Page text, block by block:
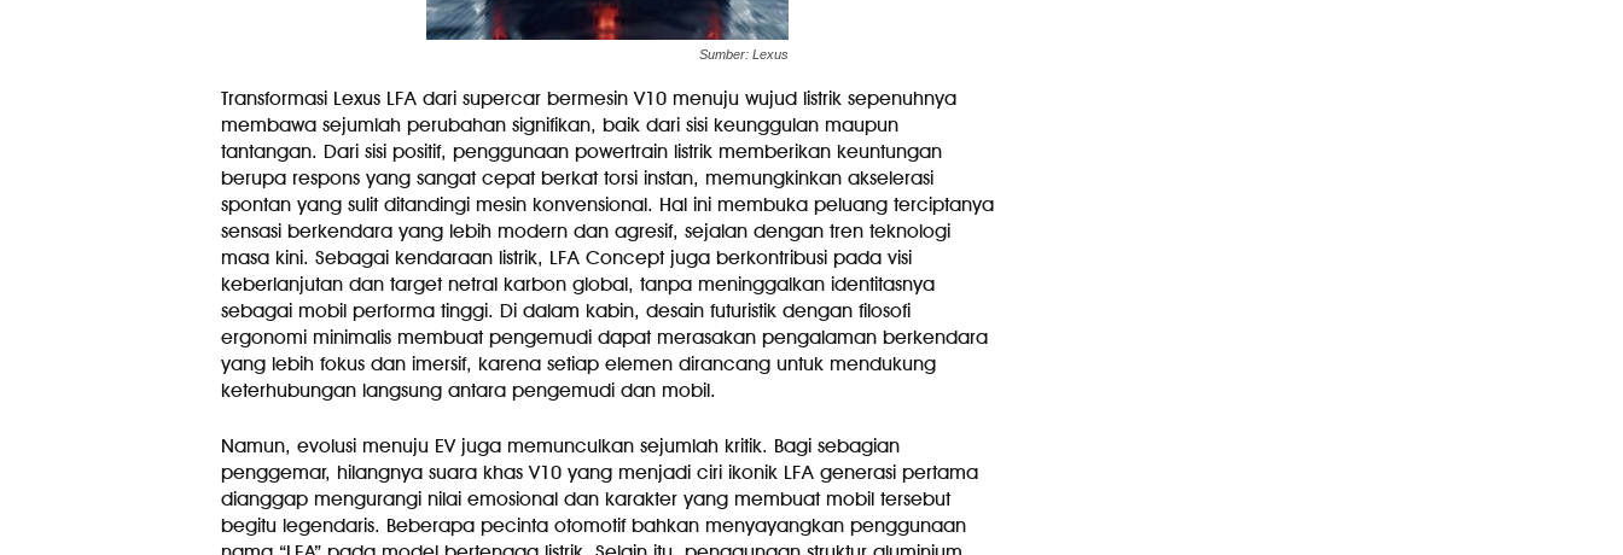
Sumber: Lexus
Transformasi Lexus LFA dari supercar bermesin V10 menuju wujud listrik sepenuhnya
membawa sejumlah perubahan signifikan, baik dari sisi keunggulan maupun
tantangan. Dari sisi positif, penggunaan powertrain listrik memberikan keuntungan
berupa respons yang sangat cepat berkat torsi instan, memungkinkan akselerasi
spontan yang sulit ditandingi mesin konvensional. Hal ini membuka peluang terciptanya
sensasi berkendara yang lebih modern dan agresif, sejalan dengan tren teknologi
masa kini. Sebagai kendaraan listrik, LFA Concept juga berkontribusi pada visi
keberlanjutan dan target netral karbon global, tanpa meninggalkan identitasnya
sebagai mobil performa tinggi. Di dalam kabin, desain futuristik dengan filosofi
ergonomi minimalis membuat pengemudi dapat merasakan pengalaman berkendara
yang lebih fokus dan imersif, karena setiap elemen dirancang untuk mendukung
keterhubungan langsung antara pengemudi dan mobil.
Namun, evolusi menuju EV juga memunculkan sejumlah kritik. Bagi sebagian
penggemar, hilangnya suara khas V10 yang menjadi ciri ikonik LFA generasi pertama
dianggap mengurangi nilai emosional dan karakter yang membuat mobil tersebut
begitu legendaris. Beberapa pecinta otomotif bahkan menyayangkan penggunaan